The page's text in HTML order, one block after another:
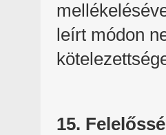
leírt módon
15.